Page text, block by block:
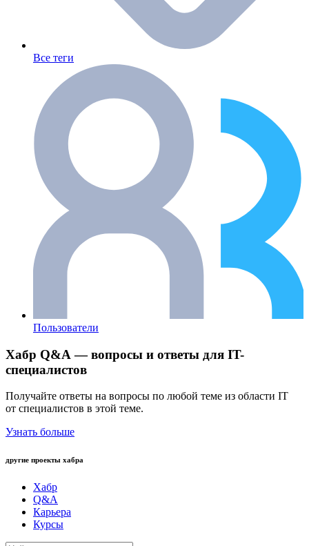
Все теги
Пользователи
Хабр Q&A — вопросы и ответы для IT-
специалистов
Получайте ответы на вопросы по любой теме из области IT
от специалистов в этой теме.
Узнать больше
другие проекты хабра
Хабр
Q&A
Карьера
Курсы